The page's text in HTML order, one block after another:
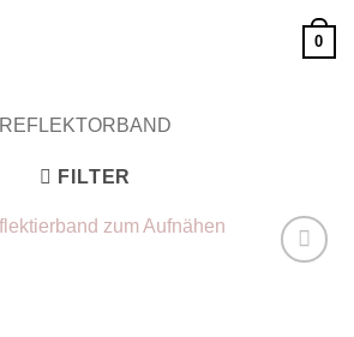
0
REFLEKTORBAND
FILTER